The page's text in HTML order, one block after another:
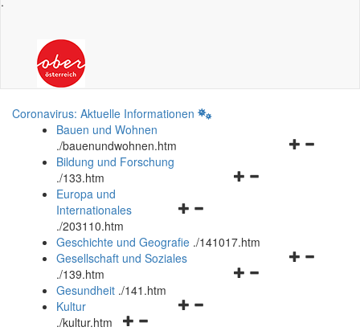
Coronavirus: Aktuelle Informationen
Bauen und Wohnen
./bauenundwohnen.htm
Navigationsmenü
Bildung und Forschung
./133.htm
Navigationsmenü
und
schließen
Europa und
Internationales
./203110.htm
Geschichte und Geografie ./141017.htm
Navigationsmenü
Gesellschaft und Soziales
./139.htm
Navigationsmenü
Gesundheit ./141.htm
Navigationsmenü
Kultur
./kultur.htm